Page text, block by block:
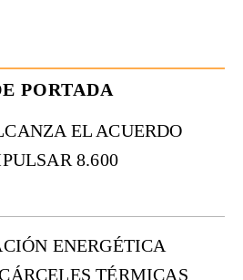
PORTADA
EL ACUERDO
8.600
ENERGÉTICA
TÉRMICAS